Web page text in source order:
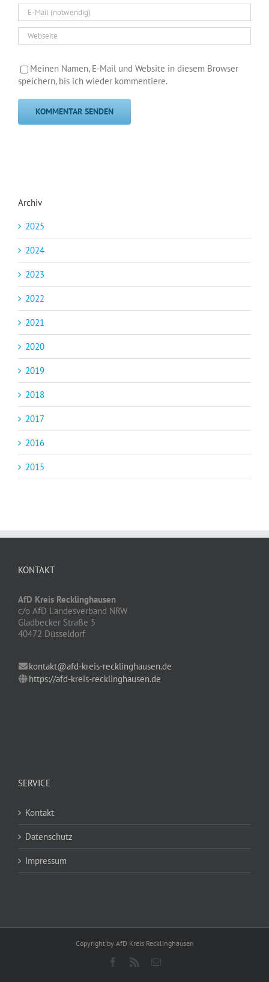
Meinen Namen, E-Mail und Website in diesem Browser
speichern, bis ich wieder kommentiere.
Archiv
2025
2024
2023
2022
2021
2020
2019
2018
2017
2016
2015
KONTAKT
AfD Kreis Recklinghausen
c/o AfD Landesverband NRW
Gladbecker Straße 5
40472 Düsseldorf
kontakt@afd-kreis-recklinghausen.de
https://afd-kreis-recklinghausen.de
SERVICE
Kontakt
Datenschutz
Impressum
Copyright by AfD Kreis Recklinghausen
Facebook
Rss
E-